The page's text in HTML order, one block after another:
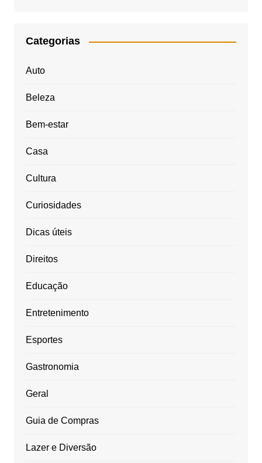
Categorias
Auto
Beleza
Bem-estar
Casa
Cultura
Curiosidades
Dicas úteis
Direitos
Educação
Entretenimento
Esportes
Gastronomia
Geral
Guia de Compras
Lazer e Diversão